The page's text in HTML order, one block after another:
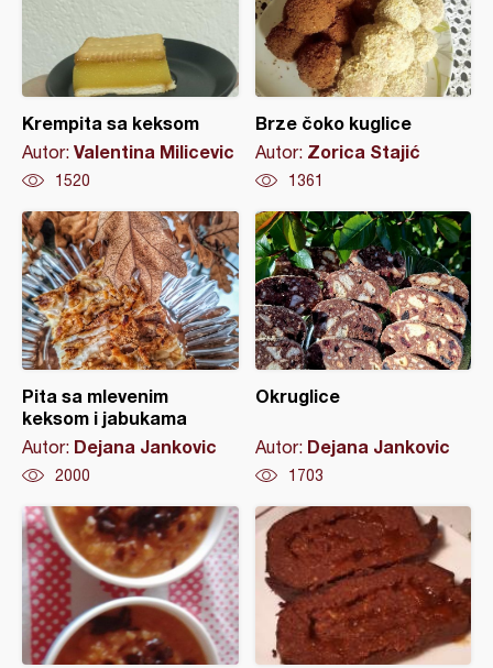
Krempita sa keksom
Autor: Valentina Milicevic
1520
Brze čoko kuglice
Autor: Zorica Stajić
1361
Pita sa mlevenim
keksom i jabukama
Autor: Dejana Jankovic
2000
Okruglice
Autor: Dejana Jankovic
1703